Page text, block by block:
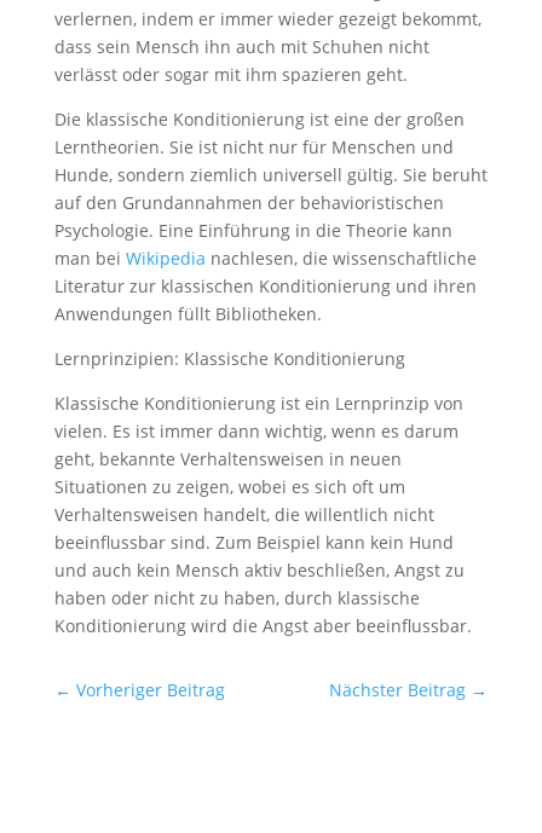
verlernen, indem er immer wieder gezeigt bekommt,
dass sein Mensch ihn auch mit Schuhen nicht
verlässt oder sogar mit ihm spazieren geht.
Die klassische Konditionierung ist eine der großen
Lerntheorien. Sie ist nicht nur für Menschen und
Hunde, sondern ziemlich universell gültig. Sie beruht
auf den Grundannahmen der behavioristischen
Psychologie. Eine Einführung in die Theorie kann
man bei Wikipedia nachlesen, die wissenschaftliche
Literatur zur klassischen Konditionierung und ihren
Anwendungen füllt Bibliotheken.
Lernprinzipien: Klassische Konditionierung
Klassische Konditionierung ist ein Lernprinzip von
vielen. Es ist immer dann wichtig, wenn es darum
geht, bekannte Verhaltensweisen in neuen
Situationen zu zeigen, wobei es sich oft um
Verhaltensweisen handelt, die willentlich nicht
beeinflussbar sind. Zum Beispiel kann kein Hund
und auch kein Mensch aktiv beschließen, Angst zu
haben oder nicht zu haben, durch klassische
Konditionierung wird die Angst aber beeinflussbar.
← Vorheriger Beitrag Nächster Beitrag →